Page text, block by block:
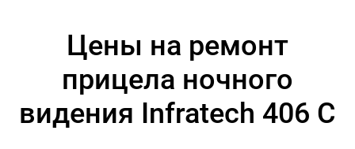
Цены на ремонт
прицела ночного
видения Infratech 406 С